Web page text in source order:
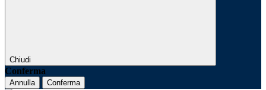
Chiudi
Conferma
Annulla Conferma